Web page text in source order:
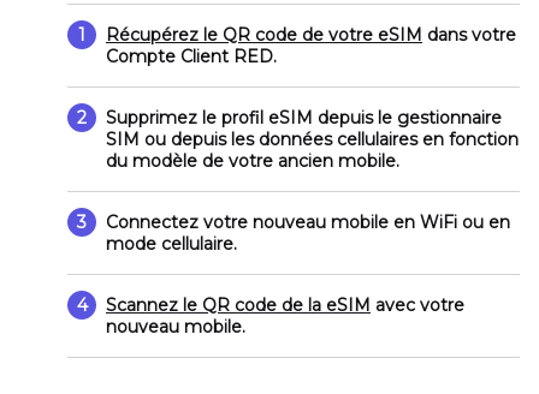
1 Récupérez le QR code de votre eSIM dans votre
Compte Client RED.
2 Supprimez le profil eSIM depuis le gestionnaire
SIM ou depuis les données cellulairesen fonction
du modèle de votre ancien mobile.
3
Connectez votre nouveau mobile en WiFi ou en
mode cellulaire.
4 Scannez le QR code de la eSIM avec votre
nouveau mobile.